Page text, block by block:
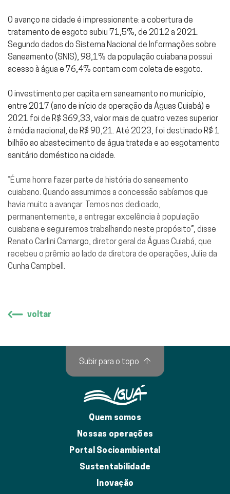
O avanço na cidade é impressionante: a cobertura de
tratamento de esgoto subiu 71,5%, de 2012 a 2021.
Segundo dados do Sistema Nacional de Informações sobre
Saneamento (SNIS), 98,1% da população cuiabana possui
acesso à água e 76,4% contam com coleta de esgoto.
O investimento per capita em saneamento no município,
entre 2017 (ano de início da operação da Águas Cuiabá) e
2021 foi de R$ 369,33, valor mais de quatro vezes superior
à média nacional, de R$ 90,21. Até 2023, foi destinado R$ 1
bilhão ao abastecimento de água tratada e ao esgotamento
sanitário doméstico na cidade.
“É uma honra fazer parte da história do saneamento
cuiabano. Quando assumimos a concessão sabíamos que
havia muito a avançar. Temos nos dedicado,
permanentemente, a entregar excelência à população
cuiabana e seguiremos trabalhando neste propósito”, disse
Renato Carlini Camargo, diretor geral da Águas Cuiabá, que
recebeu o prêmio ao lado da diretora de operações, Julie da
Cunha Campbell.
voltar
Quem somos
Nossas operações
Portal Socioambiental
Sustentabilidade
Inovação
Subir para o topo ↑